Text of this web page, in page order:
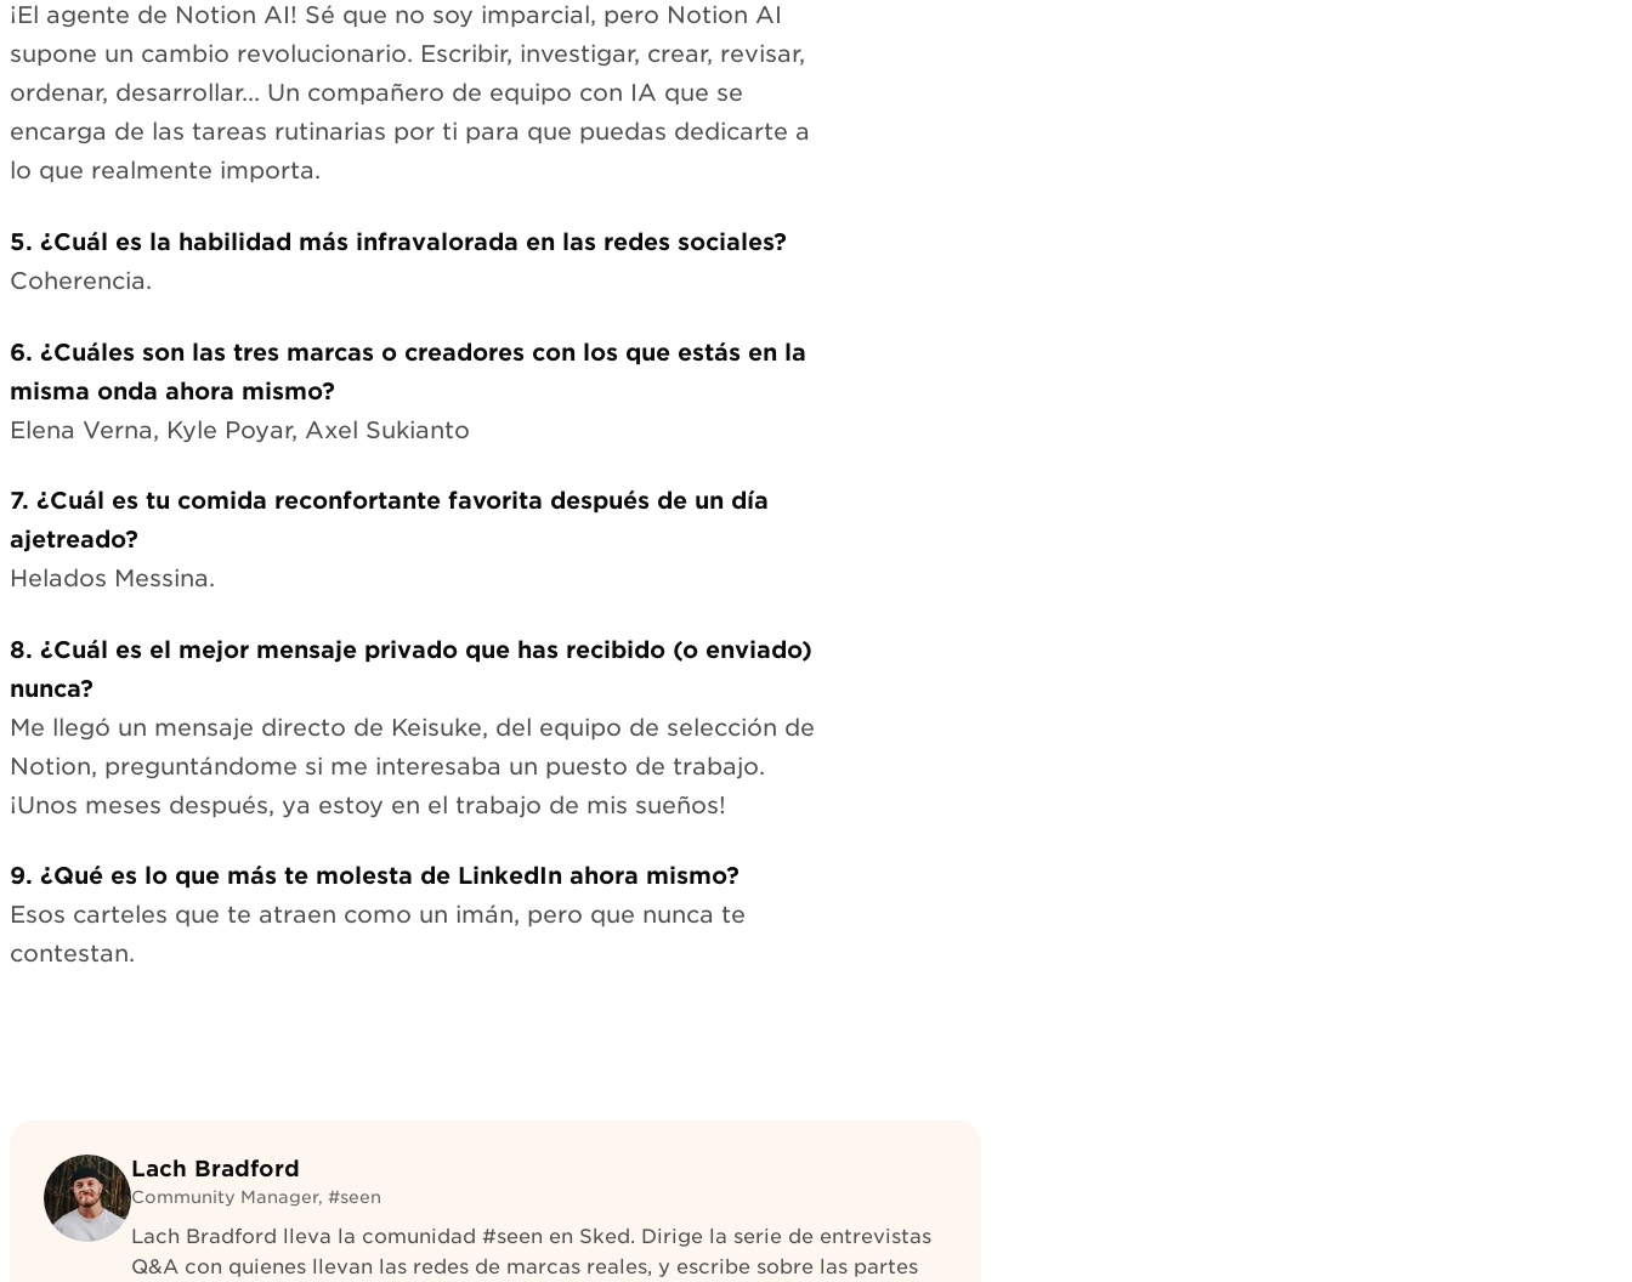
¡El agente de Notion AI! Sé que no soy imparcial, pero Notion AI
supone un cambio revolucionario. Escribir, investigar, crear, revisar,
ordenar, desarrollar... Un compañero de equipo con IA que se
encarga de las tareas rutinarias por ti para que puedas dedicarte a
lo que realmente importa.
5. ¿Cuál es la habilidad más infravalorada en las redes sociales?
Coherencia.
6. ¿Cuáles son las tres marcas o creadores con los que estás en la
misma onda ahora mismo?
Elena Verna, Kyle Poyar, Axel Sukianto
7. ¿Cuál es tu comida reconfortante favorita después de un día
ajetreado?
Helados Messina.
8. ¿Cuál es el mejor mensaje privado que has recibido (o enviado)
nunca?
Me llegó un mensaje directo de Keisuke, del equipo de selección de
Notion, preguntándome si me interesaba un puesto de trabajo.
¡Unos meses después, ya estoy en el trabajo de mis sueños!
9. ¿Qué es lo que más te molesta de LinkedIn ahora mismo?
Esos carteles que te atraen como un imán, pero que nunca te
contestan.
Lach Bradford
Community Manager, #seen
Lach Bradford lleva la comunidad #seen en Sked. Dirige la serie de entrevistas
Q&A con quienes llevan las redes de marcas reales, y escribe sobre las partes